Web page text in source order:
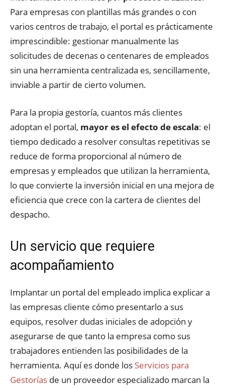
Para empresas con plantillas más grandes o con
varios centros de trabajo, el portal es prácticamente
imprescindible: gestionar manualmente las
solicitudes de decenas o centenares de empleados
sin una herramienta centralizada es, sencillamente,
inviable a partir de cierto volumen.
Para la propia gestoría, cuantos más clientes
adoptan el portal, mayor es el efecto de escala: el
tiempo dedicado a resolver consultas repetitivas se
reduce de forma proporcional al número de
empresas y empleados que utilizan la herramienta,
lo que convierte la inversión inicial en una mejora de
eficiencia que crece con la cartera de clientes del
despacho.
Un servicio que requiere
acompañamiento
Implantar un portal del empleado implica explicar a
las empresas cliente cómo presentarlo a sus
equipos, resolver dudas iniciales de adopción y
asegurarse de que tanto la empresa como sus
trabajadores entienden las posibilidades de la
herramienta. Aquí es donde los Servicios para
Gestorías de un proveedor especializado marcan la